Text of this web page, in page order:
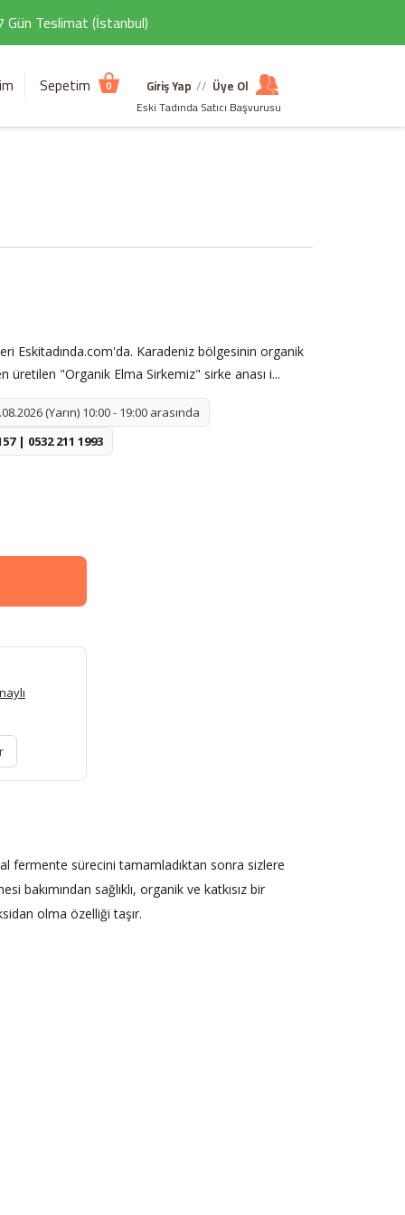
Gün Teslimat (İstanbul)
Sepetim 0 Giriş Yap // Üye Ol
Eski Tadında Satıcı Başvurusu
Eskitadında.com'da. Karadeniz bölgesinin organik
"Organik Elma Sirkemiz" sirke anası i...
(Yarın) 10:00 - 19:00 arasında
| 0532 211 1993
fermente sürecini tamamladıktan sonra sizlere
sağlıklı, organik ve katkısız bir
olma özelliği taşır.